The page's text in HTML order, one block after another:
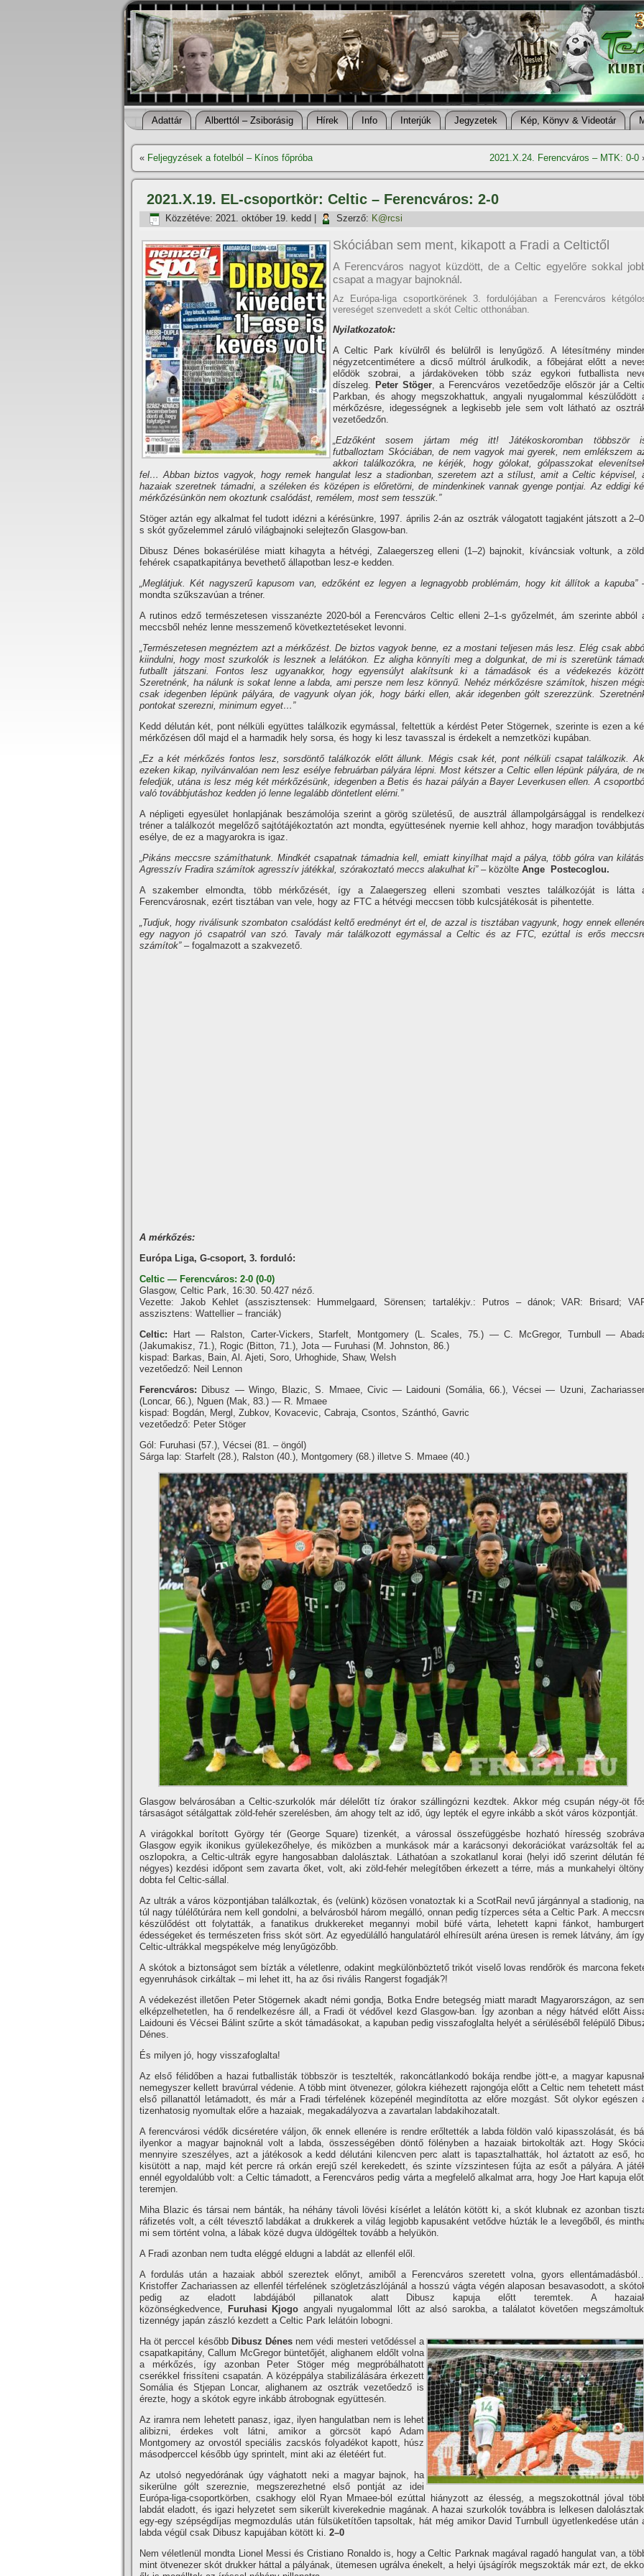
Adattár Alberttól – Zsiborásig Hí­rek Info Interjúk Jegyzetek Kép, Könyv & Videotár
« Feljegyzések a fotelból – Kínos főpróba 2021.X.24. Ferencváros – MTK: 0-0
2021.X.19. EL-csoportkör: Celtic – Ferencváros: 2-0
Közzétéve: 2021. október 19. kedd Szerző: K@rcsi
Skóciában sem ment, kikapott a Fradi a Celtictől
A Ferencváros nagyot küzdött, de a Celtic egyelőre sokkal
csapat a magyar bajnoknál.
Az Európa-liga csoportkörének 3. fordulójában a Ferencváros
vereséget szenvedett a skót Celtic otthonában.
Nyilatkozatok:
A Celtic Park kívülről és belülről is lenyűgöző. A létesítmény
négyzetcentimétere a dicső múltról árulkodik, a főbejárat előtt a
elődök szobrai, a járdaköveken több száz egykori futballista
díszeleg. Peter Stöger, a Ferencváros vezetőedzője először jár a
Parkban, és ahogy megszokhattuk, angyali nyugalommal készülődött
mérkőzésre, idegességnek a legkisebb jele sem volt látható az
vezetőedzőn.
„Edzőként sosem jártam még itt! Játékoskoromban többször
futballoztam Skóciában, de nem vagyok mai gyerek, nem emlékszem
akkori találkozókra, ne kérjék, hogy gólokat, gólpasszokat
fel… Abban biztos vagyok, hogy remek hangulat lesz a stadionban, szeretem azt a stílust, amit a Celtic képvisel,
hazaiak szeretnek támadni, a széleken és középen is előretörni, de mindenkinek vannak gyenge pontjai. Az eddigi
mérkőzésünkön nem okoztunk csalódást, remélem, most sem tesszük.”
Stöger aztán egy alkalmat fel tudott idézni a kérésünkre, 1997. április 2-án az osztrák válogatott tagjaként játszott a
s skót győzelemmel záruló világbajnoki selejtezőn Glasgow-ban.
Dibusz Dénes bokasérülése miatt kihagyta a hétvégi, Zalaegerszeg elleni (1–2) bajnokit, kíváncsiak voltunk, a
fehérek csapatkapitánya bevethető állapotban lesz-e kedden.
„Meglátjuk. Két nagyszerű kapusom van, edzőként ez legyen a legnagyobb problémám, hogy kit állítok a kapuba”
mondta szűkszavúan a tréner.
A rutinos edző természetesen visszanézte 2020-ból a Ferencváros Celtic elleni 2–1-s győzelmét, ám szerinte abból
meccsből nehéz lenne messzemenő következtetéseket levonni.
„Természetesen megnéztem azt a mérkőzést. De biztos vagyok benne, ez a mostani teljesen más lesz. Elég csak
kiindulni, hogy most szurkolók is lesznek a lelátókon. Ez aligha könnyíti meg a dolgunkat, de mi is szeretünk
futballt játszani. Fontos lesz ugyanakkor, hogy egyensúlyt alakítsunk ki a támadások és a védekezés
Szeretnénk, ha nálunk is sokat lenne a labda, ami persze nem lesz könnyű. Nehéz mérkőzésre számítok, hiszen
csak idegenben lépünk pályára, de vagyunk olyan jók, hogy bárki ellen, akár idegenben gólt szerezzünk.
pontokat szerezni, minimum egyet…”
Kedd délután két, pont nélküli együttes találkozik egymással, feltettük a kérdést Peter Stögernek, szerinte is ezen a
mérkőzésen dől majd el a harmadik hely sorsa, és hogy ki lesz tavasszal is érdekelt a nemzetközi kupában.
„Ez a két mérkőzés fontos lesz, sorsdöntő találkozók előtt állunk. Mégis csak két, pont nélküli csapat találkozik.
ezeken kikap, nyilvánvalóan nem lesz esélye februárban pályára lépni. Most kétszer a Celtic ellen lépünk pályára, de
feledjük, utána is lesz még két mérkőzésünk, idegenben a Betis és hazai pályán a Bayer Leverkusen ellen. A
való továbbjutáshoz kedden jó lenne legalább döntetlent elérni.”
A népligeti egyesület honlapjának beszámolója szerint a görög születésű, de ausztrál állampolgársággal is
tréner a találkozót megelőző sajtótájékoztatón azt mondta, együttesének nyernie kell ahhoz, hogy maradjon
esélye, de ez a magyarokra is igaz.
„Pikáns meccsre számíthatunk. Mindkét csapatnak támadnia kell, emiatt kinyílhat majd a pálya, több gólra van
Agresszív Fradira számítok agresszív játékkal, szórakoztató meccs alakulhat ki”– közölte Ange Postecoglou.
A szakember elmondta, több mérkőzését, így a Zalaegerszeg elleni szombati vesztes találkozóját is látta
Ferencvárosnak, ezért tisztában van vele, hogy az FTC a hétvégi meccsen több kulcsjátékosát is pihentette.
„Tudjuk, hogy riválisunk szombaton csalódást keltő eredményt ért el, de azzal is tisztában vagyunk, hogy ennek
egy nagyon jó csapatról van szó. Tavaly már találkozott egymással a Celtic és az FTC, ezúttal is erős
számítok”– fogalmazott a szakvezető.
A mérkőzés:
Európa Liga, G-csoport, 3. forduló:
Celtic — Ferencváros: 2-0 (0-0)
Glasgow, Celtic Park, 16:30. 50.427 néző.
Vezette: Jakob Kehlet (asszisztensek: Hummelgaard, Sörensen; tartalékjv.: Putros – dánok; VAR: Brisard;
asszisztens: Wattellier – franciák)
Celtic:
Hart — Ralston, Carter-Vickers, Starfelt, Montgomery (L. Scales, 75.) — C. McGregor, Turnbull —
(Jakumakisz, 71.), Rogic (Bitton, 71.), Jota — Furuhasi (M. Johnston, 86.)
kispad: Barkas, Bain, Al. Ajeti, Soro, Urhoghide, Shaw, Welsh
vezetőedző: Neil Lennon
Ferencváros: Dibusz — Wingo, Blazic, S. Mmaee, Civic — Laidouni (Somália, 66.), Vécsei — Uzuni,
(Loncar, 66.), Nguen (Mak, 83.) — R. Mmaee
kispad: Bogdán, Mergl, Zubkov, Kovacevic, Cabraja, Csontos, Szánthó, Gavric
vezetőedző: Peter Stöger
Gól: Furuhasi (57.), Vécsei (81. – öngól)
Sárga lap: Starfelt (28.), Ralston (40.), Montgomery (68.) illetve S. Mmaee (40.)
Glasgow belvárosában a Celtic-szurkolók már délelőtt tíz órakor szállingózni kezdtek. Akkor még csupán négy-öt
társaságot sétálgattak zöld-fehér szerelésben, ám ahogy telt az idő, úgy lepték el egyre inkább a skót város központját.
A virágokkal borított György tér (George Square) tizenkét, a várossal összefüggésbe hozható híresség
Glasgow egyik ikonikus gyülekezőhelye, és miközben a munkások már a karácsonyi dekorációkat varázsolták fel
oszlopokra, a Celtic-ultrák egyre hangosabban dalolásztak. Láthatóan a szokatlanul korai (helyi idő szerint délután fél
négyes) kezdési időpont sem zavarta őket, volt, aki zöld-fehér melegítőben érkezett a térre, más a munkahelyi
dobta fel Celtic-sállal.
Az ultrák a város központjában találkoztak, és (velünk) közösen vonatoztak ki a ScotRail nevű járgánnyal a stadionig,
túl nagy túlélőtúrára nem kell gondolni, a belvárosból három megálló, onnan pedig tízperces séta a Celtic Park. A
készülődést ott folytatták, a fanatikus drukkereket megannyi mobil büfé várta, lehetett kapni fánkot,
édességeket és természeten friss skót sört. Az egyedülálló hangulatáról elhíresült aréna üresen is remek látvány, ám
Celtic-ultrákkal megspékelve még lenyűgözőbb.
A skótok a biztonságot sem bízták a véletlenre, odakint megkülönböztető trikót viselő lovas rendőrök és marcona
egyenruhások cirkáltak – mi lehet itt, ha az ősi rivális Rangerst fogadják?!
A védekezést illetően Peter Stögernek akadt némi gondja, Botka Endre betegség miatt maradt Magyarországon, az
elképzelhetetlen, ha ő rendelkezésre áll, a Fradi öt védővel kezd Glasgow-ban. Így azonban a négy hátvéd előtt
Laidouni és Vécsei Bálint szűrte a skót támadásokat, a kapuban pedig visszafoglalta helyét a sérüléséből felépülő
Dénes.
És milyen jó, hogy visszafoglalta!
Az első félidőben a hazai futballisták többször is tesztelték, rakoncátlankodó bokája rendbe jött-e, a magyar
nemegyszer kellett bravúrral védenie. A több mint ötvenezer, gólokra kiéhezett rajongója előtt a Celtic nem tehetett
első pillanattól letámadott, és már a Fradi térfelének közepénél megindította az előre mozgást. Sőt olykor egészen
tizenhatosig nyomultak előre a hazaiak, megakadályozva a zavartalan labdakihozatalt.
A ferencvárosi védők dicséretére váljon, ők ennek ellenére is rendre erőltették a labda földön való kipasszolását, és
ilyenkor a magyar bajnoknál volt a labda, összességében döntő fölényben a hazaiak birtokolták azt. Hogy
mennyire szeszélyes, azt a játékosok a kedd délutáni kilencven perc alatt is tapasztalhatták, hol áztatott az eső, hol
kisütött a nap, majd két percre rá orkán erejű szél kerekedett, és szinte vízszintesen fújta az esőt a pályára. A
ennél egyoldalúbb volt: a Celtic támadott, a Ferencváros pedig várta a megfelelő alkalmat arra, hogy Joe Hart kapuja
teremjen.
Miha Blazic és társai nem bánták, ha néhány távoli lövési kísérlet a lelátón kötött ki, a skót klubnak ez azonban
ráfizetés volt, a célt tévesztő labdákat a drukkerek a világ legjobb kapusaként vetődve húzták le a levegőből, és
mi sem történt volna, a lábak közé dugva üldögéltek tovább a helyükön.
A Fradi azonban nem tudta eléggé eldugni a labdát az ellenfél elől.
A fordulás után a hazaiak abból szereztek előnyt, amiből a Ferencváros szeretett volna, gyors
Kristoffer Zachariassen az ellenfél térfelének szögletzászlójánál a hosszú vágta végén alaposan besavasodott, a
pedig az eladott labdájából pillanatok alatt Dibusz kapuja előtt teremtek. A
közönségkedvence,
Furuhasi Kjogo angyali nyugalommal lőtt az alsó sarokba, a találatot követően
tizennégy japán zászló kezdett a Celtic Park lelátóin lobogni.
Ha öt perccel később Dibusz Dénes nem védi mesteri vetődéssel a
csapatkapitány, Callum McGregor büntetőjét, alighanem eldőlt volna
a mérkőzés, így azonban Peter Stöger még megpróbálhatott
cserékkel frissíteni csapatán. A középpálya stabilizálására érkezett
Somália és Stjepan Loncar, alighanem az osztrák vezetőedző is
érezte, hogy a skótok egyre inkább átrobognak együttesén.
Az iramra nem lehetett panasz, igaz, ilyen hangulatban nem is lehet
alibizni, érdekes volt látni, amikor a görcsöt kapó Adam
Montgomery az orvostól speciális zacskós folyadékot kapott, húsz
másodperccel később úgy sprintelt, mint aki az életéért fut.
Az utolsó negyedórának úgy vághatott neki a magyar bajnok, ha
sikerülne gólt szereznie, megszerezhetné első pontját az idei
Európa-liga-csoportkörben, csakhogy elöl Ryan Mmaee-ból ezúttal hiányzott az élesség, a megszokottnál jóval
labdát eladott, és igazi helyzetet sem sikerült kiverekednie magának. A hazai szurkolók továbbra is lelkesen
egy-egy szépségdíjas megmozdulás után fülsüketítően tapsoltak, hát még amikor David Turnbull ügyetlenkedése után
labda végül csak Dibusz kapujában kötött ki. 2–0
Nem véletlenül mondta Lionel Messi és Cristiano Ronaldo is, hogy a Celtic Parknak magával ragadó hangulat van, a
mint ötvenezer skót drukker háttal a pályának, ütemesen ugrálva énekelt, a helyi újságírók megszokták már ezt, de